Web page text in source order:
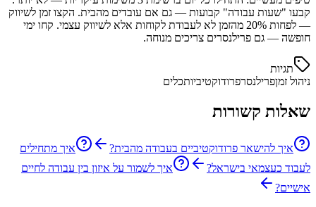
קבעו "שעות עבודה" קבועות — גם אם עובדים מהבית. הקצו זמן לשיווק
— לפחות 20% מהזמן לא לעבודת לקוחות אלא לשיווק עצמי. קחו ימי
חופשה — גם פרילנסרים צריכים מנוחה.
תגיות
ניהול זמןפרילנסרפרודוקטיביותכלים
שאלות קשורות
איך להישאר פרודוקטיביים בעבודה מהבית?
איך מתחילים
לעבוד כעצמאי בישראל?
איך לשמור על איזון בין עבודה לחיים
אישיים?